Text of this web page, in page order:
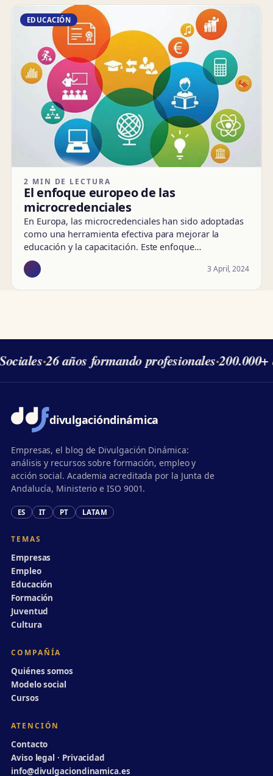
EDUCACIÓN
2 MIN DE LECTURA
El enfoque europeo de las
microcredenciales
En Europa, las microcredenciales han sido adoptadas
como una herramienta efectiva para mejorar la
educación y la capacitación. Este enfoque…
3 April, 2024
·26 años formando profesionales·200.000+
divulgacióndinámica
Empresas, el blog de Divulgación Dinámica:
análisis y recursos sobre formación, empleo y
acción social. Academia acreditada por la Junta de
Andalucía, Ministerio e ISO 9001.
ES IT PT LATAM
TEMAS
Empresas
Empleo
Educación
Formación
Juventud
Cultura
COMPAÑÍA
Quiénes somos
Modelo social
Cursos
ATENCIÓN
Contacto
Aviso legal · Privacidad
info@divulgaciondinamica.es